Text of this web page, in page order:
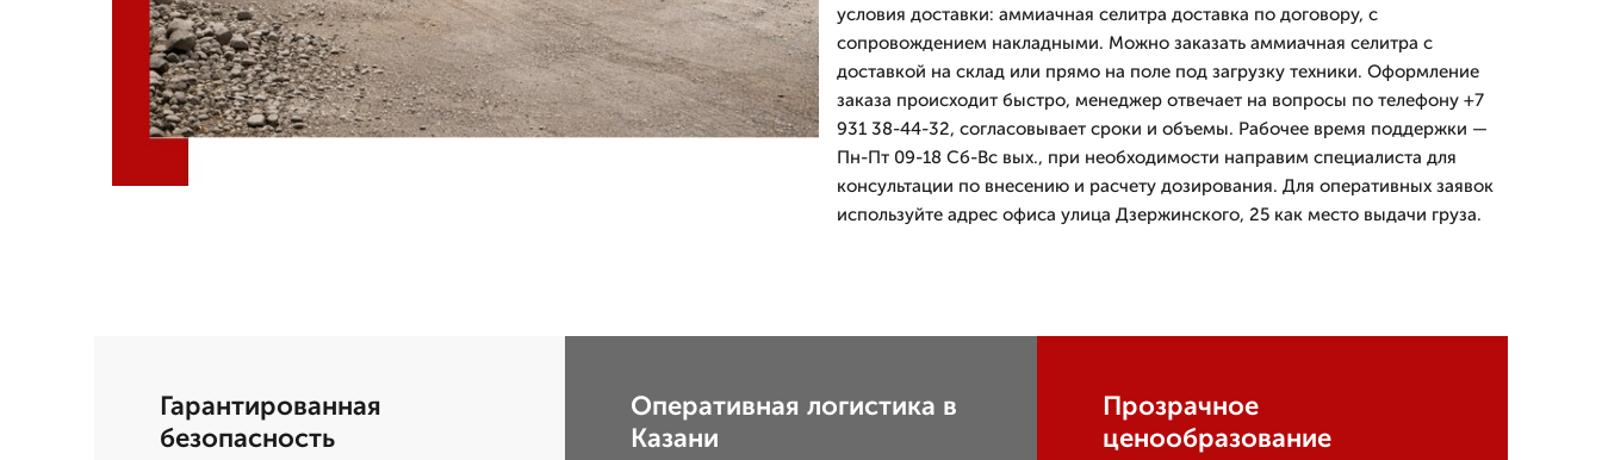
условия доставки: аммиачная селитра доставка по договору, с
сопровождением накладными. Можно заказать аммиачная селитра с
доставкой на склад или прямо на поле под загрузку техники. Оформление
заказа происходит быстро, менеджер отвечает на вопросы по телефону +7
931 38-44-32, согласовывает сроки и объемы. Рабочее время поддержки —
Пн-Пт 09-18 Сб-Вс вых., при необходимости направим специалиста для
консультации по внесению и расчету дозирования. Для оперативных заявок
используйте адрес офиса улица Дзержинского, 25 как место выдачи груза.
Гарантированная
безопасность
Оперативная логистика в
Казани
Прозрачное
ценообразование